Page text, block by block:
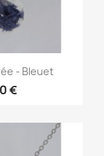
rapide
- Bleuet
€